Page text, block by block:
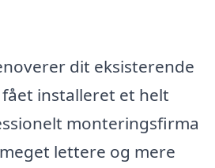
dit eksisterende
installeret et helt
monteringsfirma
lettere og mere